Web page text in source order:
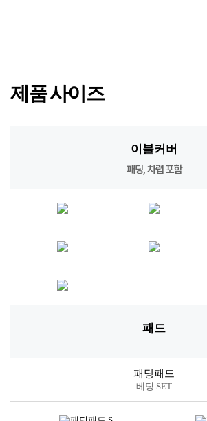
제품 사이즈
이불커버
패딩, 차렵 포함
패드
패딩패드
베딩 SET